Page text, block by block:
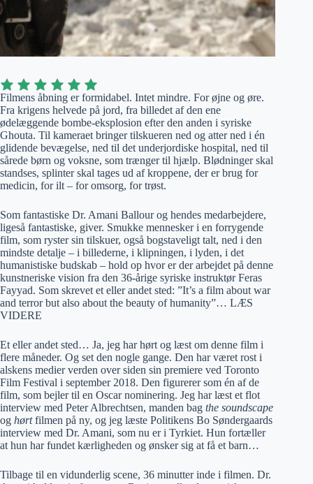
Filmens åbning er formidabel. Intet mindre. For øjne og øre.
Fra krigens helvede på jord, fra billedet af den ene
ødelæggende bombe-eksplosion efter den anden i syriske
Ghouta. Til kameraet bringer tilskueren ned og atter ned i én
glidende bevægelse, ned til det underjordiske hospital, ned til
sårede børn og voksne, som trænger til hjælp. Blødninger skal
standses, splinter skal tages ud af kroppene, der er brug for
medicin, for ilt – for omsorg, for trøst.
Som fantastiske Dr. Amani Ballour og hendes medarbejdere,
ligeså fantastiske, giver. Smukke mennesker i en forrygende
film, som ryster sin tilskuer, også bogstaveligt talt, ned i den
mindste detalje – i billederne, i klipningen, i lyden, i det
humanistiske budskab – hold op hvor er der arbejdet på denne
kunstneriske vision fra den 36-årige syriske instruktør Feras
Fayyad. Som skrevet et eller andet sted: ”It’s a film about war
and terror but also about the beauty of humanity”… LÆS
VIDERE
Et eller andet sted… Ja, jeg har hørt og læst om denne film i
flere måneder. Og set den nogle gange. Den har været rost i
alskens medier verden over siden sin premiere ved Toronto
Film Festival i september 2018. Den figurerer som én af de
film, som bejler til en Oscar nominering. Jeg har læst et flot
interview med Peter Albrechtsen, manden bag the soundscape
og hørtfilmen på ny, og jeg læste Politikens Bo Søndergaards
interview med Dr. Amani, som nu er i Tyrkiet. Hun fortæller
at hun har fundet kærligheden og ønsker sig at få et barn…
Tilbage til en vidunderlig scene, 36 minutter inde i filmen. Dr.